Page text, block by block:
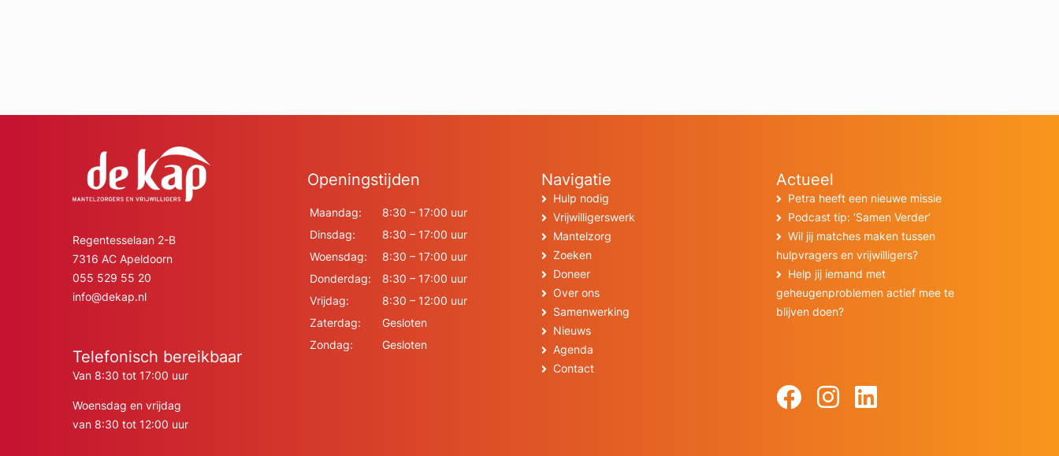
Regentesselaan 2-B
7316 AC Apeldoorn
055 529 55 20
info@dekap.nl
Telefonisch bereikbaar
Van 8:30 tot 17:00 uur
Woensdag en vrijdag
van 8:30 tot 12:00 uur
Openingstijden
Maandag:
8:30 – 17:00 uur
Dinsdag:
8:30 – 17:00 uur
Woensdag:
8:30 – 17:00 uur
Donderdag:
8:30 – 17:00 uur
Vrijdag:
8:30 – 12:00 uur
Zaterdag:
Gesloten
Zondag:
Gesloten
Navigatie
Hulp nodig
Vrijwilligerswerk
Mantelzorg
Zoeken
Doneer
Over ons
Samenwerking
Nieuws
Agenda
Contact
Actueel
Petra heeft een nieuwe missie
Podcast tip: ‘Samen Verder’
Wil jij matches maken tussen
hulpvragers en vrijwilligers?
Help jij iemand met
geheugenproblemen actief mee te
blijven doen?